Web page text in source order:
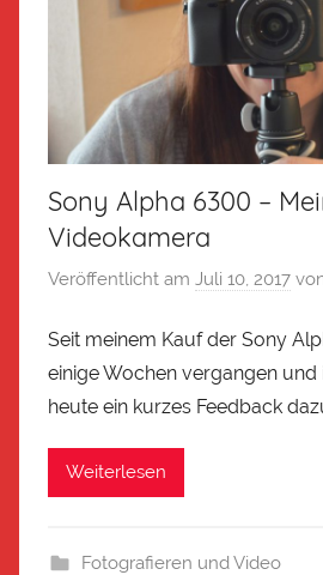
Sony Alpha 6300 –
Videokamera
Veröffentlicht am Juli 10, 2017
Seit meinem Kauf der Sony
einige Wochen vergangen
heute ein kurzes Feedback
Weiterlesen
Fotografieren und Video